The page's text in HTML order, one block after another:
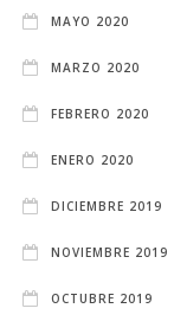
MAYO 2020
MARZO 2020
FEBRERO 2020
ENERO 2020
DICIEMBRE 2019
NOVIEMBRE 2019
OCTUBRE 2019